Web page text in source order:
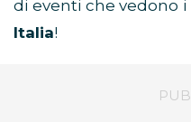
di eventi che vedono i
Italia!